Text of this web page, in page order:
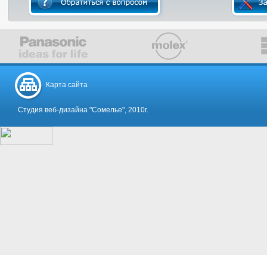
Карта сайта
Студия веб-дизайна "Сомелье", 2010г.